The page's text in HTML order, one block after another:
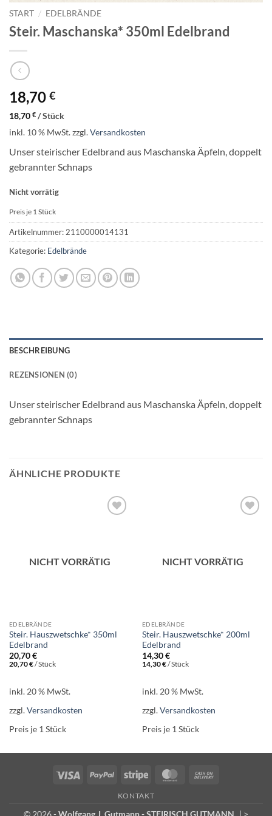
START / EDELBRÄNDE
Steir. Maschanska* 350ml Edelbrand
18,70 €
18,70 € /Stück
inkl. 10 % MwSt.zzgl.Versandkosten
Unser steirischer Edelbrand aus Maschanska Äpfeln, doppelt
gebrannter Schnaps
Nicht vorrätig
Preis je 1 Stück
Artikelnummer: 2110000014131
Kategorie: Edelbrände
BESCHREIBUNG
REZENSIONEN (0)
Unser steirischer Edelbrand aus Maschanska Äpfeln, doppelt
gebrannter Schnaps
ÄHNLICHE PRODUKTE
NICHT VORRÄTIG
EDELBRÄNDE
Steir. Hauszwetschke* 350ml
Edelbrand
20,70€
20,70€/Stück
inkl. 20 % MwSt.
zzgl.Versandkosten
Preis je 1 Stück
NICHT VORRÄTIG
EDELBRÄNDE
Steir. Hauszwetschke* 200ml
Edelbrand
14,30€
14,30€/Stück
inkl. 20 % MwSt.
zzgl.Versandkosten
Preis je 1 Stück
Visa PayPal Stripe MasterCard
KONTAKT